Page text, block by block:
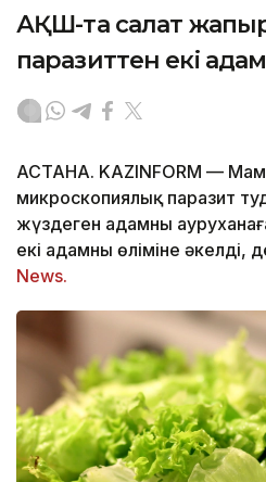
АҚШ-та салат
паразиттен екі
АСТАНА. KAZINFORM —
микроскопиялық паразит
жүздеген адамның
екі адамның өліміне әкелді,
News.